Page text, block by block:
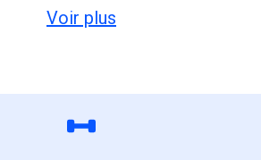
Voir plus